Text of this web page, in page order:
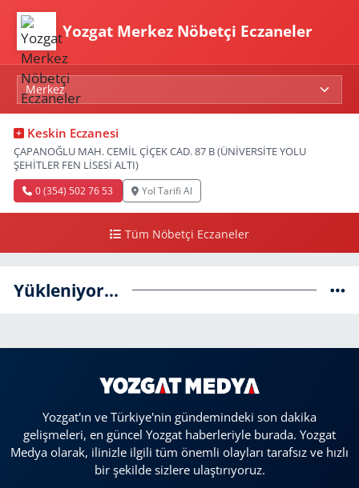
Yozgat Merkez Nöbetçi Eczaneler
Keskin Eczanesi
ÇAPANOĞLU MAH. CEMİL ÇİÇEK CAD. 87 B (ÜNİVERSİTE YOLU
ŞEHİTLER FEN LİSESİ ALTI)
0 (354) 502 76 53 Yol Tarifi Al
Tüm Nöbetçi Eczaneler
Yükleniyor...
Yozgat'ın ve Türkiye'nin gündemindeki son dakika
gelişmeleri, en güncel Yozgat haberleriyle burada. Yozgat
Medya olarak, ilinizle ilgili tüm önemli olayları tarafsız ve hızlı
bir şekilde sizlere ulaştırıyoruz.